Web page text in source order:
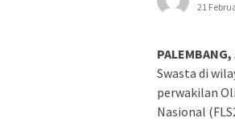
21
PALEMBANG,
Swasta di
perwakilan
Nasional